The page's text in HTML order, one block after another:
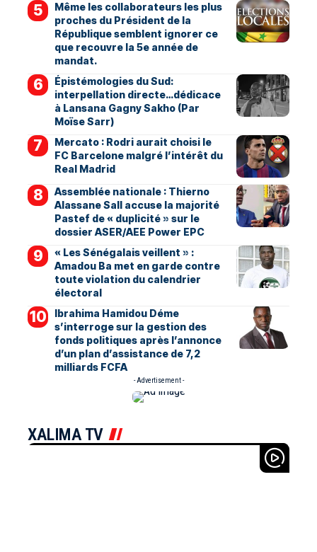
Même les collaborateurs les plus
proches du Président de la
République semblent ignorer ce
que recouvre la 5e année de
mandat.
Épistémologies du Sud:
interpellation directe…dédicace
à Lansana Gagny Sakho (Par
Moïse Sarr)
Mercato : Rodri aurait choisi le
FC Barcelone malgré l’intérêt du
Real Madrid
Assemblée nationale : Thierno
Alassane Sall accuse la majorité
Pastef de « duplicité » sur le
dossier ASER/AEE Power EPC
« Les Sénégalais veillent » :
Amadou Ba met en garde contre
toute violation du calendrier
électoral
Ibrahima Hamidou Déme
s’interroge sur la gestion des
fonds politiques après l’annonce
d’un plan d’assistance de 7,2
milliards FCFA
- Advertisement -
XALIMA TV